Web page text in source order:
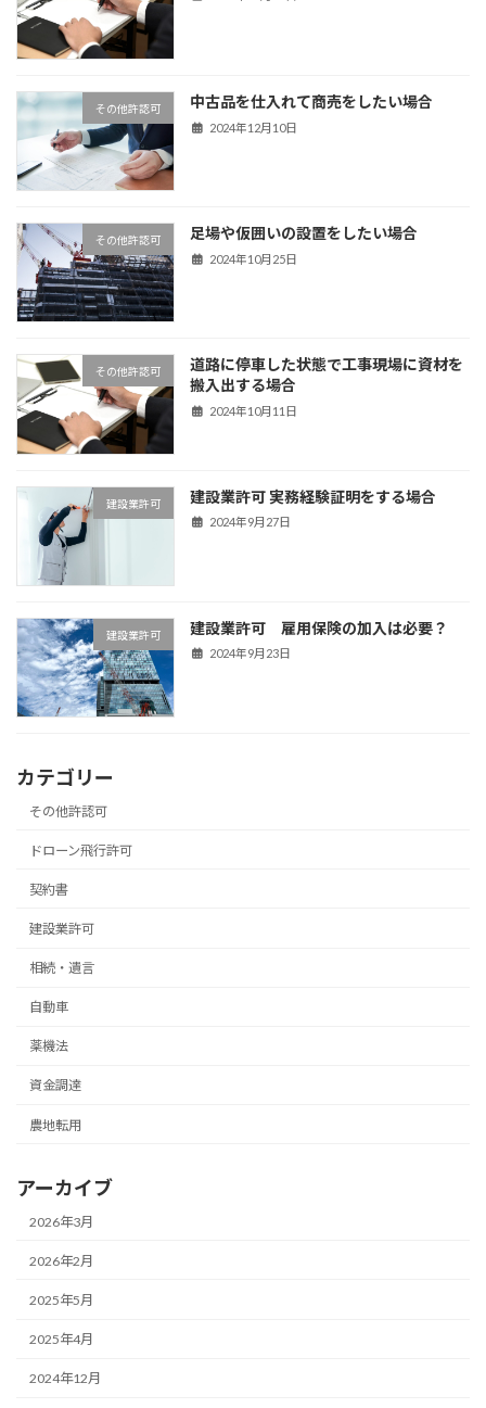
その他許認可 中古品を仕入れて商売をしたい場合
2024年12月10日
その他許認可 足場や仮囲いの設置をしたい場合
2024年10月25日
その他許認可
道路に停車した状態で工事現場に資材を
搬入出する場合
2024年10月11日
建設業許可 建設業許可 実務経験証明をする場合
2024年9月27日
建設業許可 建設業許可 雇用保険の加入は必要？
2024年9月23日
カテゴリー
その他許認可
ドローン飛行許可
契約書
建設業許可
相続・遺言
自動車
薬機法
資金調達
農地転用
アーカイブ
2026年3月
2026年2月
2025年5月
2025年4月
2024年12月